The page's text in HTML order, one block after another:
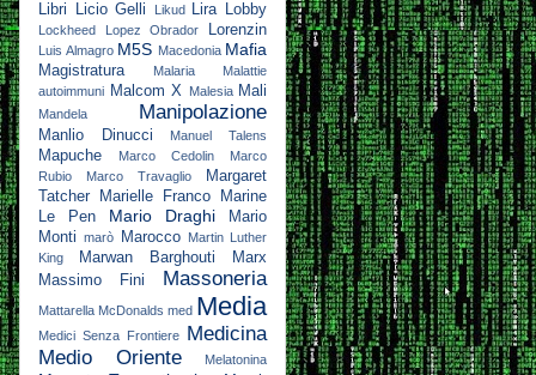
Libri Licio Gelli Likud Lira Lobby
Lockheed Lopez Obrador Lorenzin
Luis Almagro M5S Macedonia Mafia
Magistratura Malaria
Malattie
autoimmuni Malcom X Malesia Mali
Mandela Manipolazione
Manlio Dinucci Manuel Talens
Mapuche Marco Cedolin
Marco
Rubio
Marco Travaglio
Margaret
Tatcher
Marielle Franco
Marine
Le Pen
Mario Draghi
Mario
Monti
marò Marocco
Martin Luther
King
Marwan Barghouti
Marx
Massimo Fini
Massoneria
Mattarella McDonalds med Media
Medici Senza Frontiere Medicina
Medio Oriente
Melatonina